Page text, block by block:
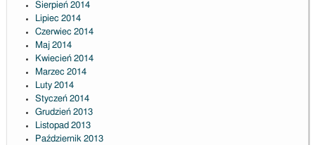
Sierpień 2014
Lipiec 2014
Czerwiec 2014
Maj 2014
Kwiecień 2014
Marzec 2014
Luty 2014
Styczeń 2014
Grudzień 2013
Listopad 2013
Październik 2013